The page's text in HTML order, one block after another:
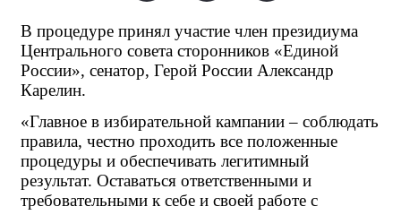
В процедуре принял участие член президиума
Центрального совета сторонников «Единой
России», сенатор, Герой России Александр
Карелин.
«Главное в избирательной кампании – соблюдать
правила, честно проходить все положенные
процедуры и обеспечивать легитимный
результат. Оставаться ответственными и
требовательными к себе и своей работе с